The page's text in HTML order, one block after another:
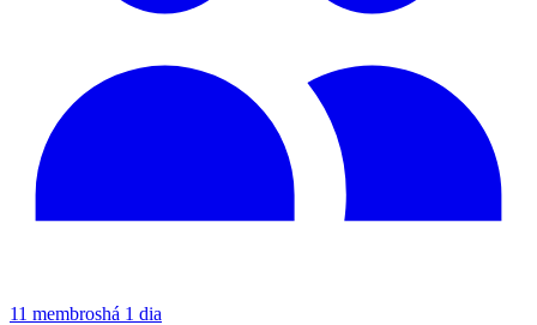
11 membroshá 1 dia